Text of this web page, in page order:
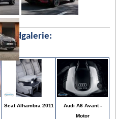
Bildgalerie:
Seat Alhambra 2011
Audi A6 Avant -
Motor